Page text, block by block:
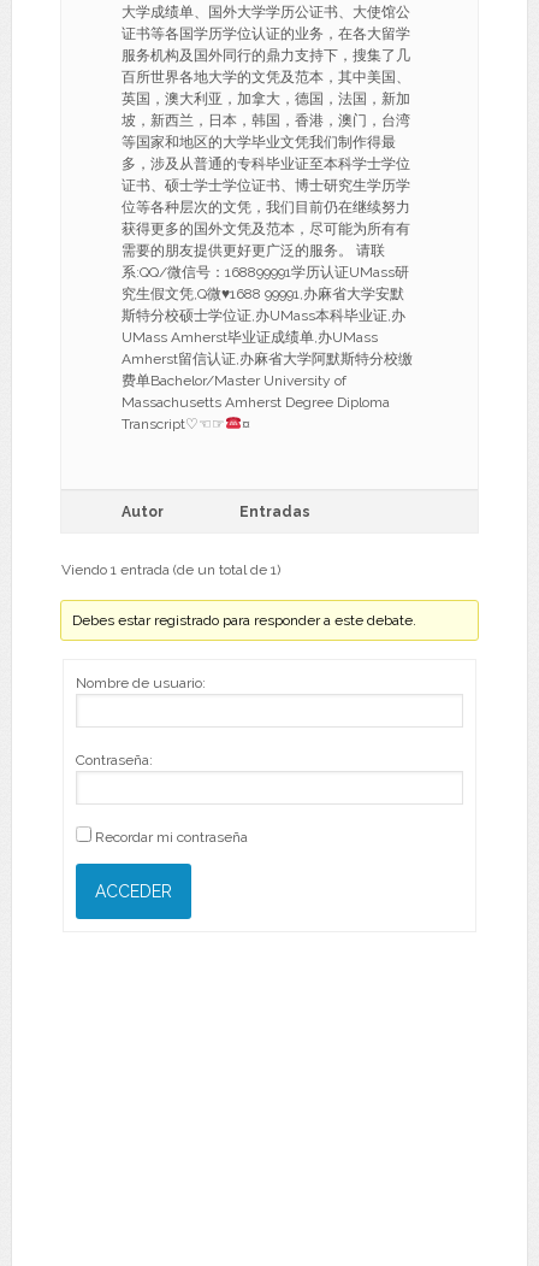
大学成绩单、国外大学学历公证书、大使馆公
证书等各国学历学位认证的业务，在各大留学
服务机构及国外同行的鼎力支持下，搜集了几
百所世界各地大学的文凭及范本，其中美国、
英国，澳大利亚，加拿大，德国，法国，新加
坡，新西兰，日本，韩国，香港，澳门，台湾
等国家和地区的大学毕业文凭我们制作得最
多，涉及从普通的专科毕业证至本科学士学位
证书、硕士学士学位证书、博士研究生学历学
位等各种层次的文凭，我们目前仍在继续努力
获得更多的国外文凭及范本，尽可能为所有有
需要的朋友提供更好更广泛的服务。 请联
系:QQ/微信号：168899991学历认证UMass研
究生假文凭,Q微♥1688 99991,办麻省大学安默
斯特分校硕士学位证,办UMass本科毕业证,办
UMass Amherst毕业证成绩单,办UMass
Amherst留信认证,办麻省大学阿默斯特分校缴
费单Bachelor/Master University of
Massachusetts Amherst Degree Diploma
Transcript♡☜☞
¤
Autor Entradas
Viendo 1 entrada (de un total de 1)
Debes estar registrado para responder a este debate.
Nombre de usuario:
Contraseña:
Recordar mi contraseña
ACCEDER